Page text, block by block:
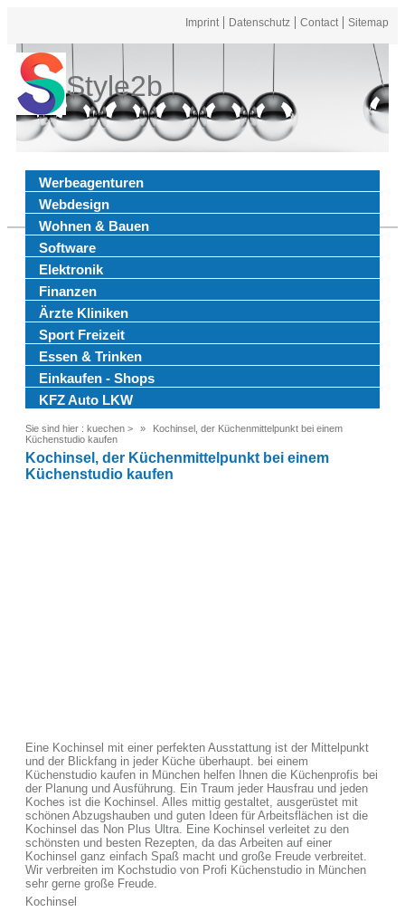
Imprint Datenschutz Contact Sitemap
Style2b
Werbeagenturen
Webdesign
Wohnen & Bauen
Software
Elektronik
Finanzen
Ärzte Kliniken
Sport Freizeit
Essen & Trinken
Einkaufen - Shops
KFZ Auto LKW
Sie sind hier : kuechen >
Kochinsel, der Küchenmittelpunkt bei einem
Küchenstudio kaufen
Kochinsel, der Küchenmittelpunkt bei einem
Küchenstudio kaufen
Eine Kochinsel mit einer perfekten Ausstattung ist der Mittelpunkt
und der Blickfang in jeder Küche überhaupt. bei einem
Küchenstudio kaufen in München helfen Ihnen die Küchenprofis bei
der Planung und Ausführung. Ein Traum jeder Hausfrau und jeden
Koches ist die Kochinsel. Alles mittig gestaltet, ausgerüstet mit
schönen Abzugshauben und guten Ideen für Arbeitsflächen ist die
Kochinsel das Non Plus Ultra. Eine Kochinsel verleitet zu den
schönsten und besten Rezepten, da das Arbeiten auf einer
Kochinsel ganz einfach Spaß macht und große Freude verbreitet.
Wir verbreiten im Kochstudio von Profi Küchenstudio in München
sehr gerne große Freude.
Kochinsel